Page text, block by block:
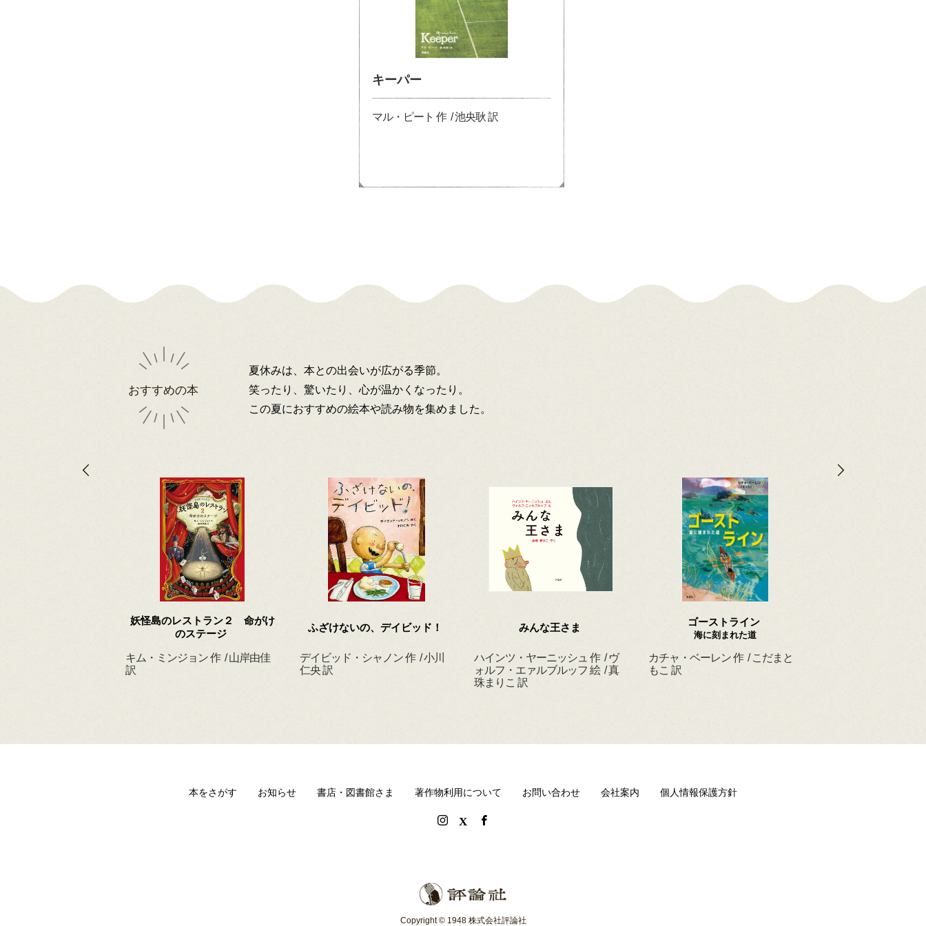
キーパー
マル・ピート 作 / 池央耿 訳
おすすめの本
夏休みは、本との出会いが広がる季節。
笑ったり、驚いたり、心が温かくなったり。
この夏におすすめの絵本や読み物を集めました。
妖怪島のレストラン２ 命がけ
のステージ
キム・ミンジョン 作 / 山岸由佳
訳
ふざけないの、デイビッド！
デイビッド・シャノン 作 / 小川
仁央 訳
みんな王さま
ハインツ・ヤーニッシュ 作 / ヴ
ォルフ・エァルブルッフ 絵 / 真
珠まりこ 訳
ゴーストライン
海に刻まれた道
カチャ・ベーレン 作 / こだまと
もこ 訳
本をさがす お知らせ 書店・図書館さま 著作物利用について お問い合わせ 会社案内 個人情報保護方針
Copyright © 1948 株式会社評論社